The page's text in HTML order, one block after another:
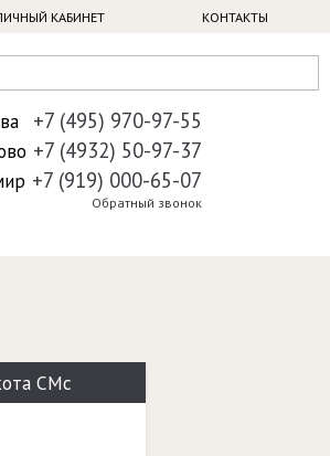
КАБИНЕТ КОНТАКТЫ
+7 (495) 970-97-55
+7 (4932) 50-97-37
+7 (919) 000-65-07
Обратный звонок
CMc